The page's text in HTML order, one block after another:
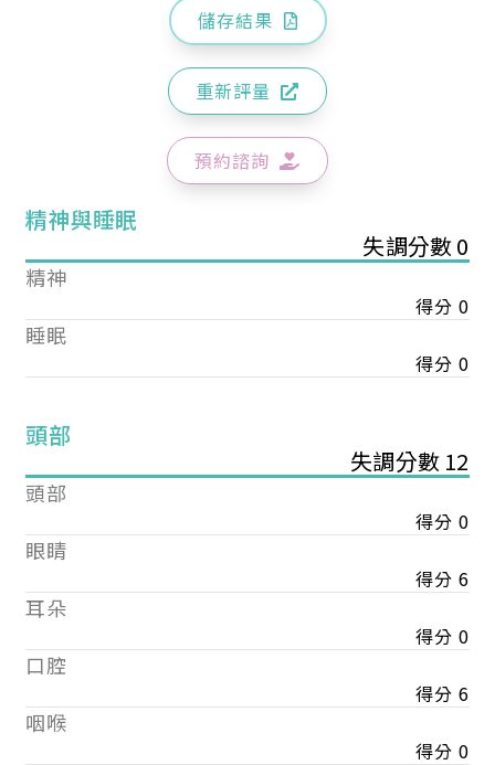
儲存結果
重新評量
預約諮詢
精神與睡眠
失調分數 0
精神
得分 0
睡眠
得分 0
頭部
失調分數 12
頭部
得分 0
眼睛
得分 6
耳朵
得分 0
口腔
得分 6
咽喉
得分 0